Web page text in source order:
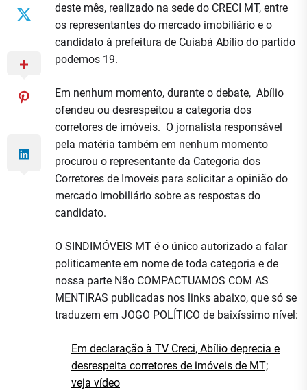
deste mês, realizado na sede do CRECI MT, entre
os representantes do mercado imobiliário e o
candidato à prefeitura de Cuiabá Abílio do partido
podemos 19.
Em nenhum momento, durante o debate, Abílio
ofendeu ou desrespeitou a categoria dos
corretores de imóveis. O jornalista responsável
pela matéria também em nenhum momento
procurou o representante da Categoria dos
Corretores de Imoveis para solicitar a opinião do
mercado imobiliário sobre as respostas do
candidato.
O SINDIMÓVEIS MT é o único autorizado a falar
politicamente em nome de toda categoria e de
nossa parte Não COMPACTUAMOS COM AS
MENTIRAS publicadas nos links abaixo, que só se
traduzem em JOGO POLÍTICO de baixíssimo nível:
Em declaração à TV Creci, Abílio deprecia e
desrespeita corretores de imóveis de MT;
veja vídeo